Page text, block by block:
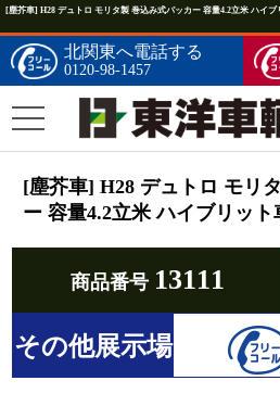
[塵芥車] H28 デュトロ モリタ製 巻込み式パッカー 容量4.2立米 ハイ
北関東へ電話する
0120-98-1457
[塵芥車] H28 デュトロ モリ
ー 容量4.2立米 ハイブリッ
商品番号 13111
その他展示場